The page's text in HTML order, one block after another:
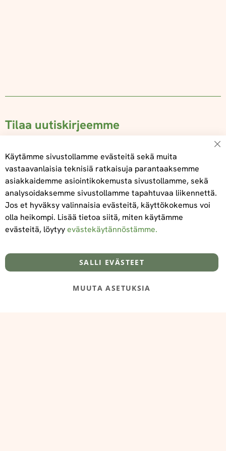
Tilaa uutiskirjeemme
Tilaa
Tietoa meistä
@‌2025 FooDeliDoo
Toimitus- ja maksuehdot
Käytämme sivustollamme evästeitä sekä muita
vastaavanlaisia teknisiä ratkaisuja parantaaksemme
asiakkaidemme asiointikokemusta sivustollamme, sekä
analysoidaksemme sivustollamme tapahtuvaa liikennettä.
Jos et hyväksy valinnaisia evästeitä, käyttökokemus voi
olla heikompi. Lisää tietoa siitä, miten käytämme
evästeitä, löytyyevästekäytännöstämme.
SALLI EVÄSTEET
MUUTA ASETUKSIA